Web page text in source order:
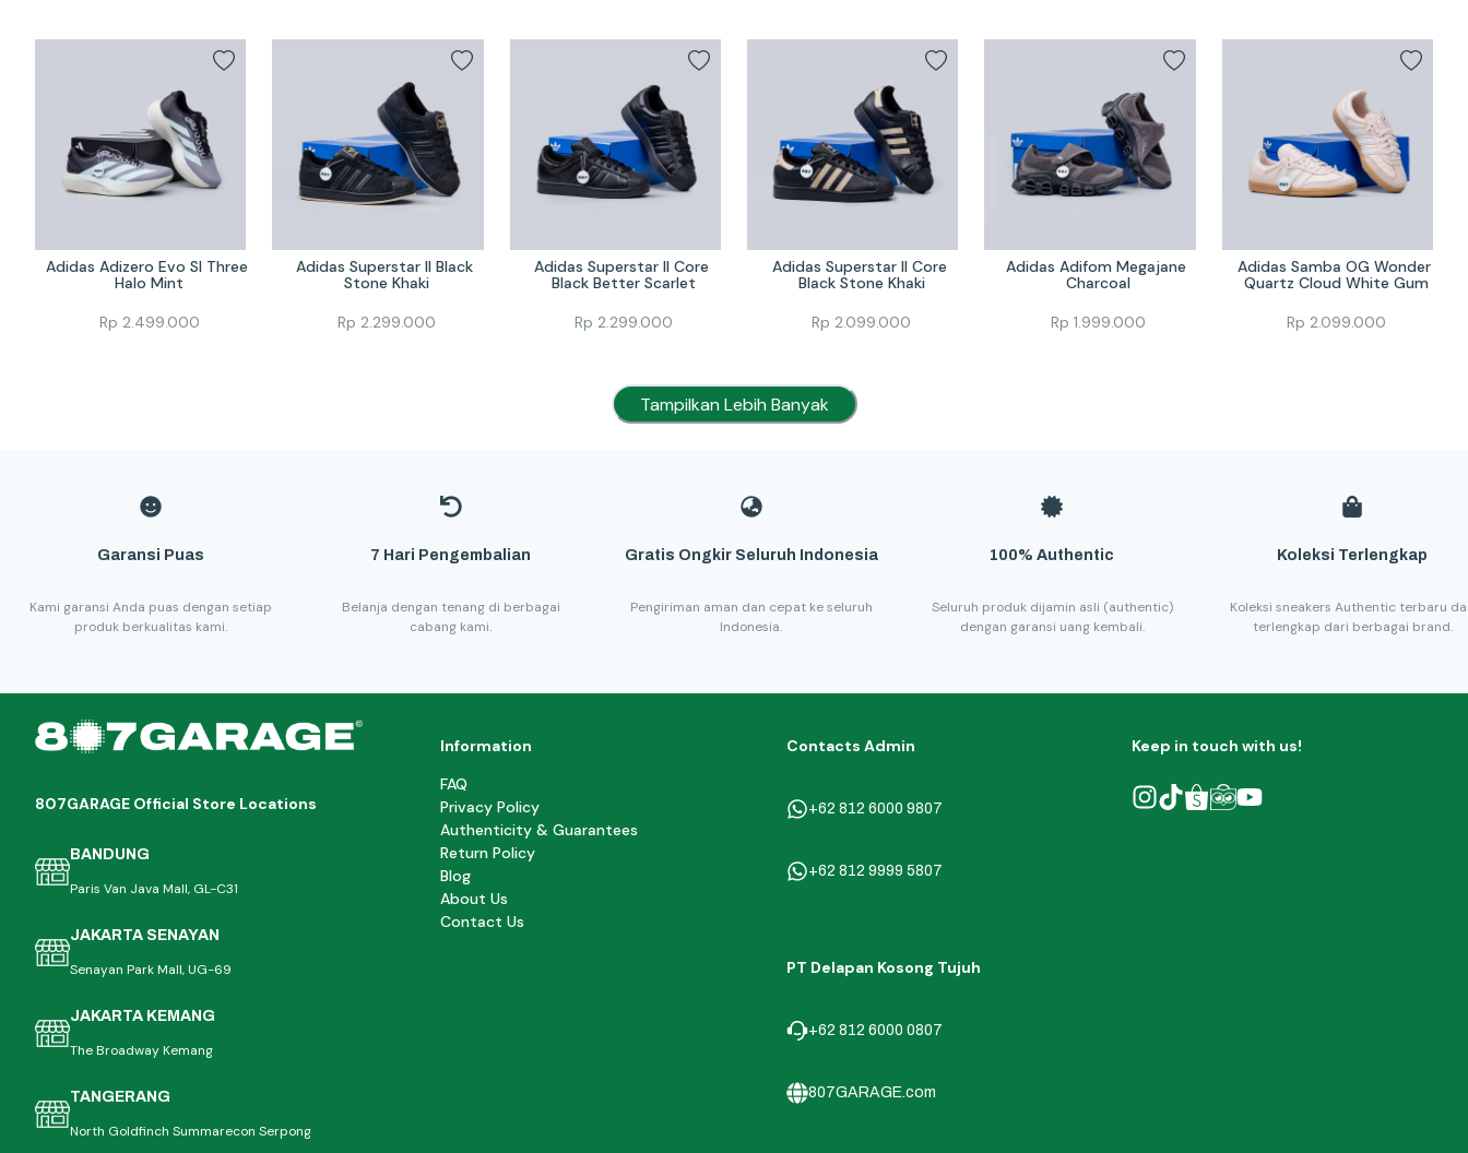
Adidas Adizero Evo Sl Three
Halo Mint
Rp 2.499.000
Adidas Superstar II Black
Stone Khaki
Rp 2.299.000
Adidas Superstar II Core
Black Better Scarlet
Rp 2.299.000
Adidas Superstar II Core
Black Stone Khaki
Rp 2.099.000
Adidas Adifom Megajane
Charcoal
Rp1.999.000
Adidas Samba OG Wonder
Quartz Cloud White Gum
Rp 2.099.000
Tampilkan Lebih Banyak
Garansi Puas
Kami garansi Anda puas dengan setiap
produk berkualitas kami.
7 Hari Pengembalian
Belanja dengan tenang di berbagai
cabang kami.
Gratis Ongkir Seluruh Indonesia
Pengiriman aman dan cepat ke seluruh
Indonesia.
100% Authentic
Seluruh produk dijamin asli (authentic)
dengan garansi uang kembali.
Koleksi Terlengkap
Koleksi sneakers Authentic terbaru
terlengkap dari berbagai brand.
807GARAGE Official Store Locations
BANDUNG
Paris Van Java Mall, GL-C31
JAKARTA SENAYAN
Senayan Park Mall, UG-69
JAKARTA KEMANG
The Broadway Kemang
TANGERANG
North Goldfinch Summarecon Serpong
Information
FAQ
Privacy Policy
Authenticity & Guarantees
Return Policy
Blog
About Us
Contact Us
Contacts Admin
+62 812 6000 9807
+62 812 9999 5807
PT Delapan Kosong Tujuh
+62 812 6000 0807
807GARAGE.com
Keep in touch with us!